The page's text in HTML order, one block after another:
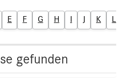
E F G H I J K L
gefunden